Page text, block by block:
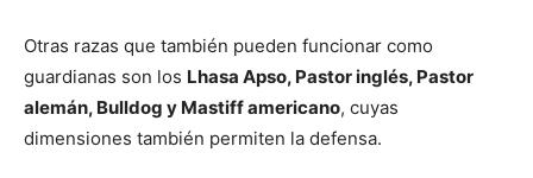
de
Otras razas que también pueden funcionar como
guardianas son los Lhasa Apso, Pastor inglés, Pastor
alemán, Bulldog y Mastiff americano, cuyas
dimensiones también permiten la defensa.